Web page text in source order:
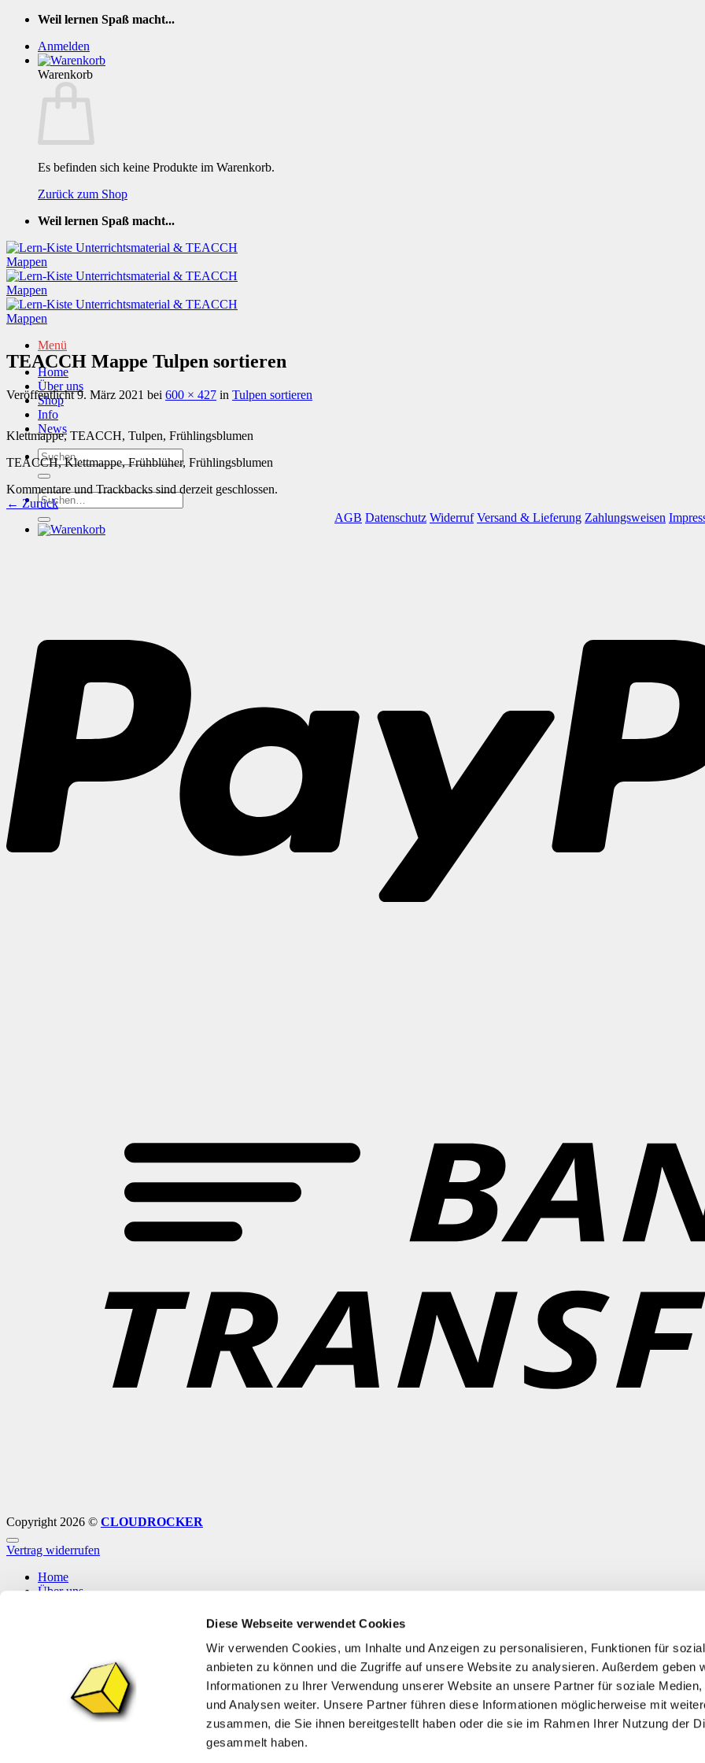
Diese Webseite verwendet Cookies
Wir verwenden Cookies, um Inhalte und Anzeigen zu personalisieren, Funktionen für
anbieten zu können und die Zugriffe auf unsere Website zu analysieren. Außerdem geben
Informationen zu Ihrer Verwendung unserer Website an unsere Partner für soziale Medien,
und Analysen weiter. Unsere Partner führen diese Informationen möglicherweise mit
zusammen, die Sie ihnen bereitgestellt haben oder die sie im Rahmen Ihrer Nutzung der
gesammelt haben.
Zum
springen
Weil lernen Spaß macht...
Anmelden
Warenkorb
Es befinden sich keine Produkte im Warenkorb.
Zurück zum Shop
Weil lernen Spaß macht...
Menü
Home
Über uns
Shop
Info
News
Suchen
nach:
Suchen
nach:
TEACCH Mappe Tulpen sortieren
Veröffentlicht9. März 2021 bei 600 × 427 in Tulpen sortieren
Klettmappe, TEACCH, Tulpen, Frühlingsblumen
TEACCH, Klettmappe, Frühblüher, Frühlingsblumen
Kommentare und Trackbacks sind derzeit geschlossen.
← Zurück
AGB Datenschutz Widerruf Versand & Lieferung Zahlungsweisen
Copyright 2026 © CLOUDROCKER
Vertrag widerrufen
Home
Über uns
Anmelden
Erforderlich